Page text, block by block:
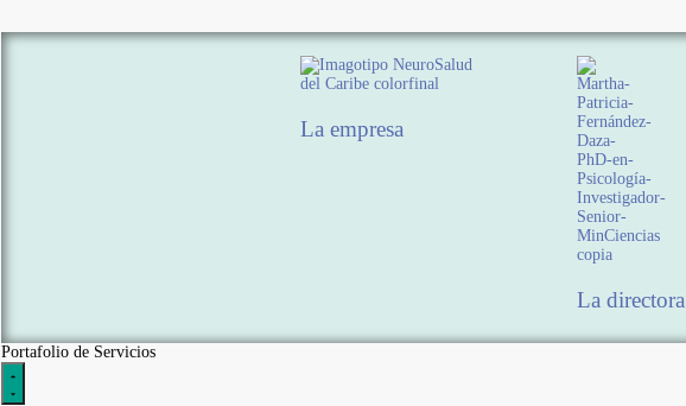
La empresa
La directora
Portafolio de Servicios